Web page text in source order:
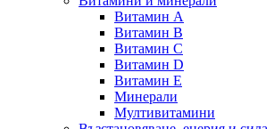
Витамин А
Витамин B
Витамин C
Витамин D
Витамин E
Минерали
Мултивитамини